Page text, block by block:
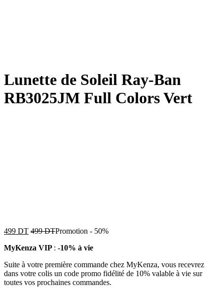
Lunette de Soleil Ray-Ban
RB3025JM Full Colors Vert
499 DT 499DTPromotion - 50%
MyKenza VIP : -10% à vie
Suite à votre première commande chez MyKenza, vous recevrez
dans votre colis un code promo fidélité de 10% valable à vie sur
toutes vos prochaines commandes.